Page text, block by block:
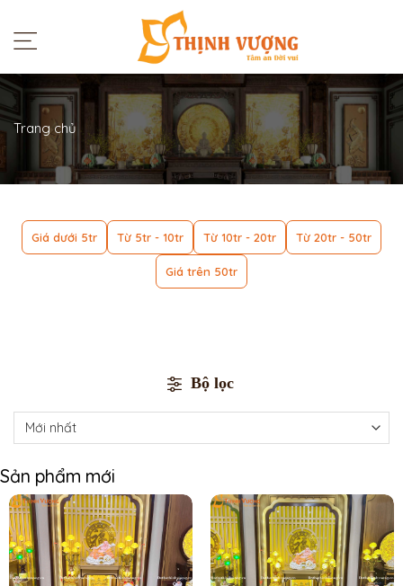
Trang chủ
Giá dưới 5tr Từ 5tr - 10tr Từ 10tr - 20tr Từ 20tr - 50tr
Giá trên 50tr
Bộ lọc
Sản phẩm mới